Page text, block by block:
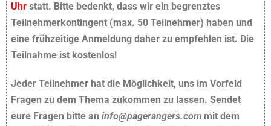
Uhr statt. Bitte bedenkt, dass wir ein begrenztes
Teilnehmerkontingent (max. 50 Teilnehmer) haben und
eine frühzeitige Anmeldung daher zu empfehlen ist. Die
Teilnahme ist kostenlos!
Jeder Teilnehmer hat die Möglichkeit, uns im Vorfeld
Fragen zu dem Thema zukommen zu lassen. Sendet
eure Fragen bitte an info@pagerangers.com mit dem